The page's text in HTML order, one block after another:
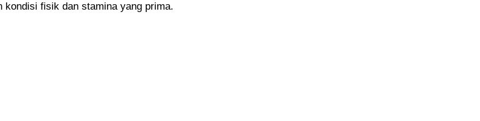
kondisi fisik dan stamina yang prima.